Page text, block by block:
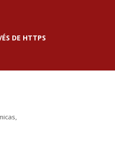
DE HTTPS